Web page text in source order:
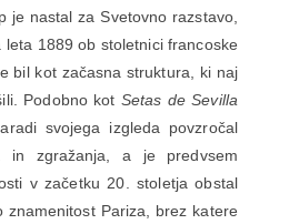
je nastal za Svetovno razstavo,
leta 1889 ob stoletnici francoske
bil kot začasna struktura, ki naj
Podobno kot Setas de Sevilla
svojega izgleda povzročal
in zgražanja, a je predvsem
v začetku 20. stoletja obstal
znamenitost Pariza, brez katere